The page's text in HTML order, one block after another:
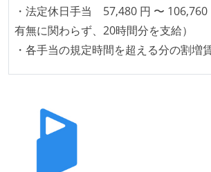
・法定休日手当 57,480 円 〜 106,760
有無に関わらず、20時間分を支給）
・各手当の規定時間を超える分の割増